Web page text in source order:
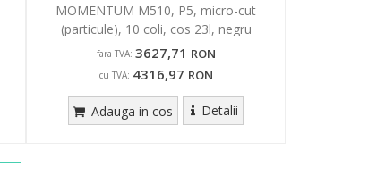
MOMENTUM M510, P5, micro-cut
(particule), 10 coli, cos 23l, negru
fara TVA: 3627,71 RON
cu TVA: 4316,97 RON
Adauga in cos Detalii